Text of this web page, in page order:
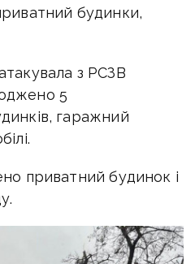
будинки,
з РСЗВ
5
гаражний
приватний будинок і